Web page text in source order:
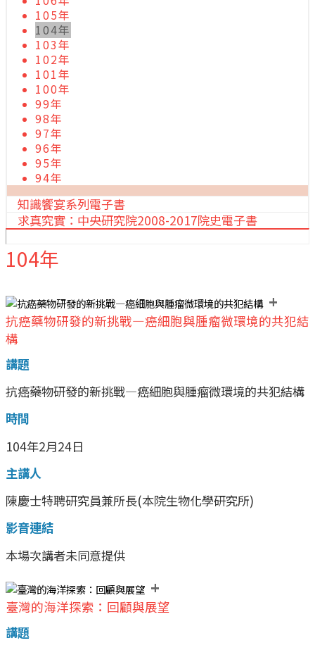
105年
104年
103年
102年
101年
100年
99年
98年
97年
96年
95年
94年
知識饗宴系列電子書
求真究實：中央研究院2008-2017院史電子書
104年
+
抗癌藥物研發的新挑戰—癌細胞與腫瘤微環境的共犯結
構
講題
抗癌藥物研發的新挑戰—癌細胞與腫瘤微環境的共犯結構
時間
104年2月24日
主講人
陳慶士特聘研究員兼所長(本院生物化學研究所)
影音連結
本場次講者未同意提供
+
臺灣的海洋探索：回顧與展望
講題